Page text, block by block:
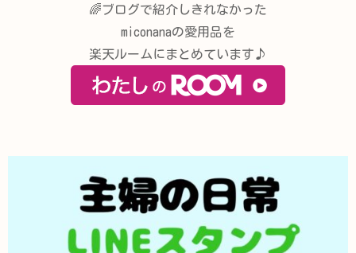
🌈ブログで紹介しきれなかった
miconanaの愛用品を
楽天ルームにまとめています♪